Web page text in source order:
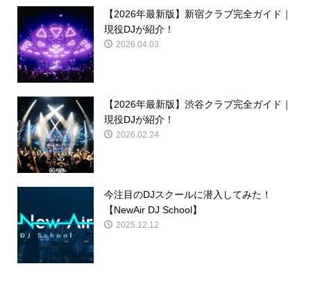
【2026年最新版】新宿クラブ完全ガイド｜
現役DJが紹介！
2026.04.03
【2026年最新版】渋谷クラブ完全ガイド｜
現役DJが紹介！
2026.02.24
今注目のDJスクールに潜入してみた！
【NewAir DJ School】
2025.12.12